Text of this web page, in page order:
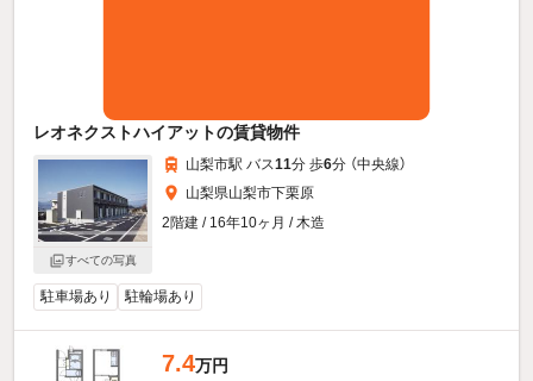
レオネクストハイアットの賃貸物件
すべての写真
山梨市駅 バス11分 歩6分 （中央線）
山梨県山梨市下栗原
2階建 / 16年10ヶ月 / 木造
駐車場あり 駐輪場あり
7.4万円